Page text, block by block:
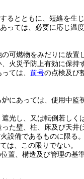
るとともに、短絡を生
っては、必要に応じ温
可燃物をみだりに放置
火災予防上有効に保持
ては、 前号の点検及び
にあっては、使用中監
光し、又は転倒若しく
た壁、柱、床及び天井(
設備であるものに限る
は、この限りでない。
置、構造及び管理の基